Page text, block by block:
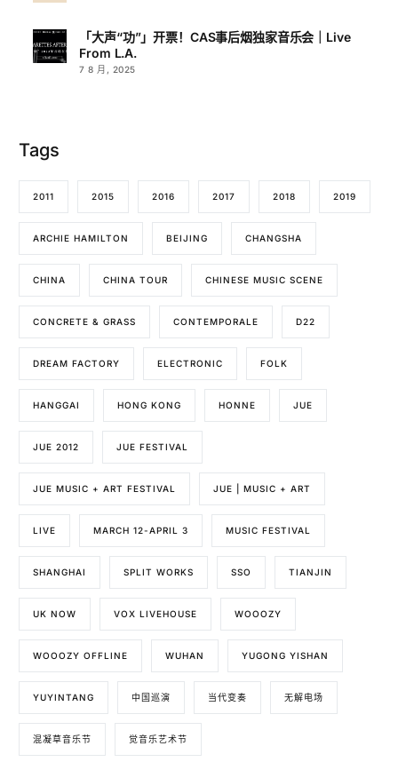
「大声“功”」开票！CAS事后烟独家音乐会｜Live
From L.A.
7 8 月, 2025
Tags
2011 2015 2016 2017 2018 2019
ARCHIE HAMILTON BEIJING CHANGSHA
CHINA CHINA TOUR CHINESE MUSIC SCENE
CONCRETE & GRASS CONTEMPORALE D22
DREAM FACTORY ELECTRONIC FOLK
HANGGAI HONG KONG HONNE JUE
JUE 2012 JUE FESTIVAL
JUE MUSIC + ART FESTIVAL JUE | MUSIC + ART
LIVE MARCH 12-APRIL 3 MUSIC FESTIVAL
SHANGHAI SPLIT WORKS SSO TIANJIN
UK NOW VOX LIVEHOUSE WOOOZY
WOOOZY OFFLINE WUHAN YUGONG YISHAN
YUYINTANG 中国巡演 当代变奏 无解电场
混凝草音乐节 觉音乐艺术节